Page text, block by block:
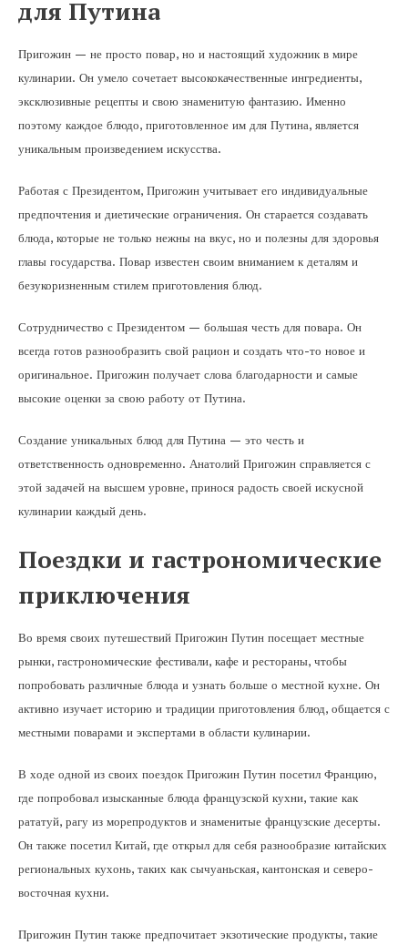
для Путина
Пригожин — не просто повар, но и настоящий художник в мире
кулинарии. Он умело сочетает высококачественные ингредиенты,
эксклюзивные рецепты и свою знаменитую фантазию. Именно
поэтому каждое блюдо, приготовленное им для Путина, является
уникальным произведением искусства.
Работая с Президентом, Пригожин учитывает его индивидуальные
предпочтения и диетические ограничения. Он старается создавать
блюда, которые не только нежны на вкус, но и полезны для здоровья
главы государства. Повар известен своим вниманием к деталям и
безукоризненным стилем приготовления блюд.
Сотрудничество с Президентом — большая честь для повара. Он
всегда готов разнообразить свой рацион и создать что-то новое и
оригинальное. Пригожин получает слова благодарности и самые
высокие оценки за свою работу от Путина.
Создание уникальных блюд для Путина — это честь и
ответственность одновременно. Анатолий Пригожин справляется с
этой задачей на высшем уровне, принося радость своей искусной
кулинарии каждый день.
Поездки и гастрономические
приключения
Во время своих путешествий Пригожин Путин посещает местные
рынки, гастрономические фестивали, кафе и рестораны, чтобы
попробовать различные блюда и узнать больше о местной кухне. Он
активно изучает историю и традиции приготовления блюд, общается с
местными поварами и экспертами в области кулинарии.
В ходе одной из своих поездок Пригожин Путин посетил Францию,
где попробовал изысканные блюда французской кухни, такие как
рататуй, рагу из морепродуктов и знаменитые французские десерты.
Он также посетил Китай, где открыл для себя разнообразие китайских
региональных кухонь, таких как сычуаньская, кантонская и северо-
восточная кухни.
Пригожин Путин также предпочитает экзотические продукты, такие